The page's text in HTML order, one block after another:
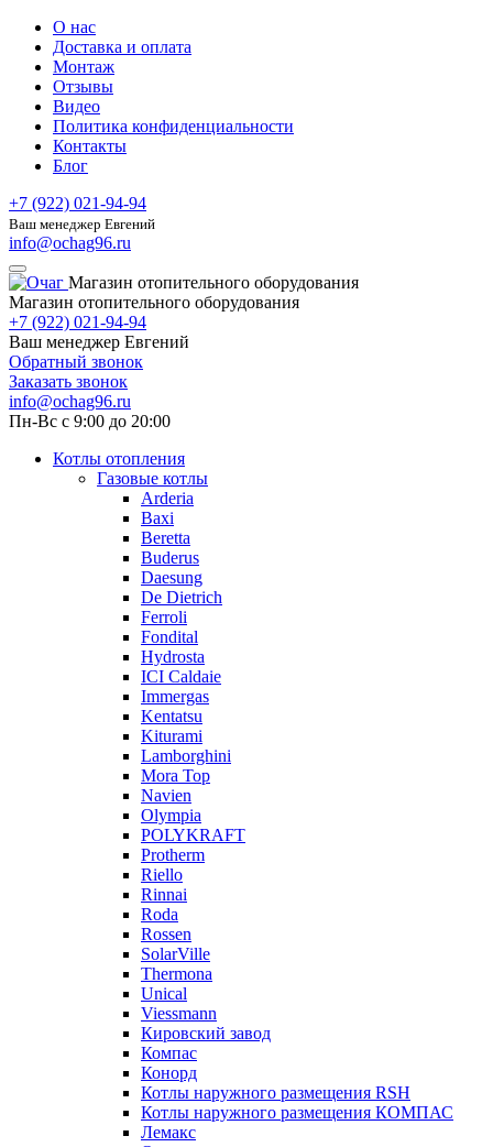
О нас
Доставка и оплата
Монтаж
Отзывы
Видео
Политика конфиденциальности
Контакты
Блог
+7 (922) 021-94-94
Ваш менеджер Евгений
info@ochag96.ru
Магазин отопительного оборудования
Магазин отопительного оборудования
+7 (922) 021-94-94
Ваш менеджер Евгений
Обратный звонок
Заказать звонок
info@ochag96.ru
Пн-Вс с 9:00 до 20:00
Котлы отопления
Газовые котлы
Arderia
Baxi
Beretta
Buderus
Daesung
De Dietrich
Ferroli
Fondital
Hydrosta
ICI Caldaie
Immergas
Kentatsu
Kiturami
Lamborghini
Mora Top
Navien
Olympia
POLYKRAFT
Protherm
Riello
Rinnai
Roda
Rossen
SolarVille
Thermona
Unical
Viessmann
Кировский завод
Компас
Конорд
Котлы наружного размещения RSH
Котлы наружного размещения КОМПАС
Лемакс